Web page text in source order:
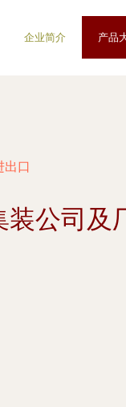
企业简介 产品
出口
公司及